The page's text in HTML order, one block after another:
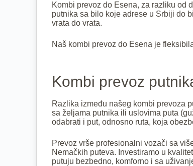
Kombi prevoz do Esena, za razliku od
putnika sa bilo koje adrese u Srbiji do
vrata do vrata.
Naš kombi prevoz do Esena je
Kombi prevoz
Razlika između našeg kombi prevoza
sa željama putnika ili uslovima puta
odabrati i put, odnosno ruta, koja
Prevoz vrše profesionalni vozači sa
Nemačkih puteva. Investiramo u
putuju bezbedno, komforno i sa